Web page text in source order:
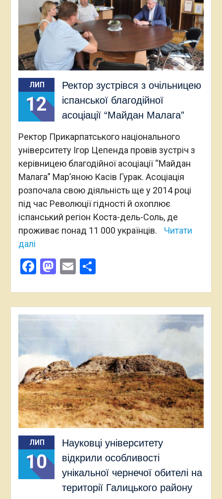
ЛИП
12
Ректор зустрівся з очільницею
іспанської благодійної
асоціації “Майдан Малага”
Ректор Прикарпатського національного
університету Ігор Цепенда провів зустріч з
керівницею благодійної асоціації “Майдан
Малага” Мар’яною Касів Гурак. Асоціація
розпочала свою діяльність ще у 2014 році
під час Революції гідності й охоплює
іспанський регіон Коста-дель-Соль, де
проживає понад 11 000 українців.
Читати
далі
Facebook
Mastodon
EmailПоділитися
ЛИП
10
Науковці університету
відкрили особливості
унікальної чернечої обителі на
території Галицького району